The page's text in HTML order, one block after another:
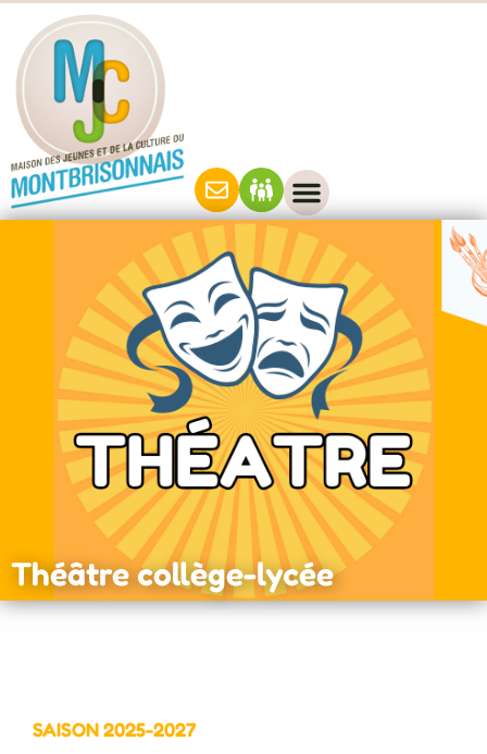
Théâtre collège-lycée
SAISON 2025-2027